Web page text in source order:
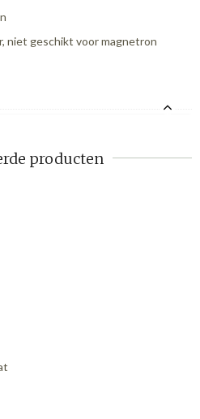
niet geschikt voor magnetron
producten